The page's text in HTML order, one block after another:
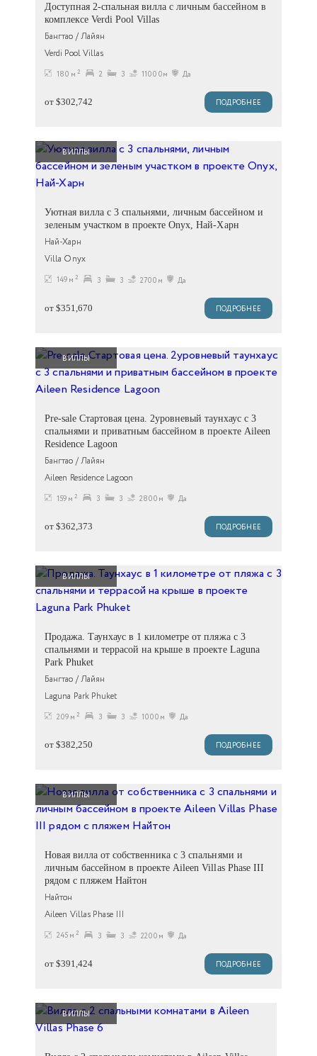
Доступная 2-спальная вилла с личным бассейном в
комплексе Verdi Pool Villas
Бангтао / Лайян
Verdi Pool Villas
180 м2 2 3 11000м Да
от $302,742 ПОДРОБНЕЕ
ВИЛЛЫ
Уютная вилла с 3 спальнями, личным бассейном и
зеленым участком в проекте Onyx, Най-Харн
Най-Харн
Villa Onyx
149 м2 3 3 2700м Да
от $351,670 ПОДРОБНЕЕ
ВИЛЛЫ
Pre-sale Стартовая цена. 2уровневый таунхаус c 3
спальнями и приватным бассейном в проекте Aileen
Residence Lagoon
Бангтао / Лайян
Aileen Residence Lagoon
159 м2 3 3 2800м Да
от $362,373 ПОДРОБНЕЕ
ВИЛЛЫ
Продажа. Таунхаус в 1 километре от пляжа с 3
спальнями и террасой на крыше в проекте Laguna
Park Phuket
Бангтао / Лайян
Laguna Park Phuket
209 м2 3 3 1000м Да
от $382,250 ПОДРОБНЕЕ
ВИЛЛЫ
Новая вилла от собственника с 3 спальнями и
личным бассейном в проекте Aileen Villas Phase III
рядом с пляжем Найтон
Найтон
Aileen Villas Phase III
245 м2 3 3 2200м Да
от $391,424 ПОДРОБНЕЕ
ВИЛЛЫ